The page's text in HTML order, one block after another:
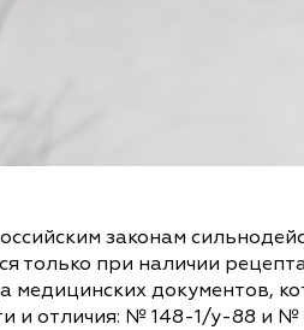
законам
только при наличии
медицинских документов,
и отличия: № 148-1/у-88 и №